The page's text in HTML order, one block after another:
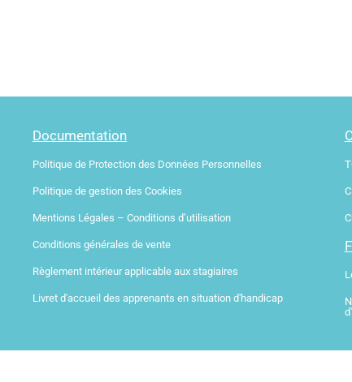
Documentation
Politique de Protection des Données Personnelles
Politique de gestion des Cookies
Mentions Légales – Conditions d’utilisation
Conditions générales de vente
Règlement intérieur applicable aux stagiaires
Livret d'accueil des apprenants en situation d'handicap